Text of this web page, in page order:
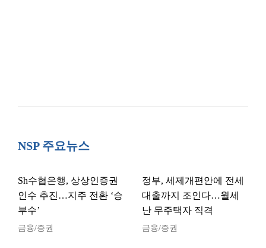
NSP 주요뉴스
Sh수협은행, 상상인증권
인수 추진…지주 전환 ‘승
부수’
금융/증권
정부, 세제개편안에 전세
대출까지 조인다…월세
난 무주택자 직격
금융/증권